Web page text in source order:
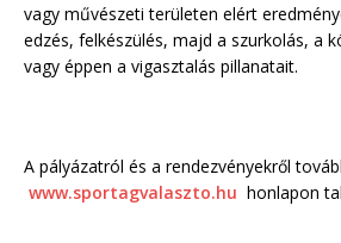
vagy művészeti területen elért
edzés, felkészülés, majd a szurkolás, a
vagy éppen a vigasztalás pillanatait.
A pályázatról és a rendezvényekről
www.sportagvalaszto.hu honlapon